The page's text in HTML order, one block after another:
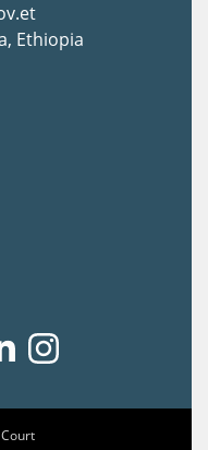
Ethiopia